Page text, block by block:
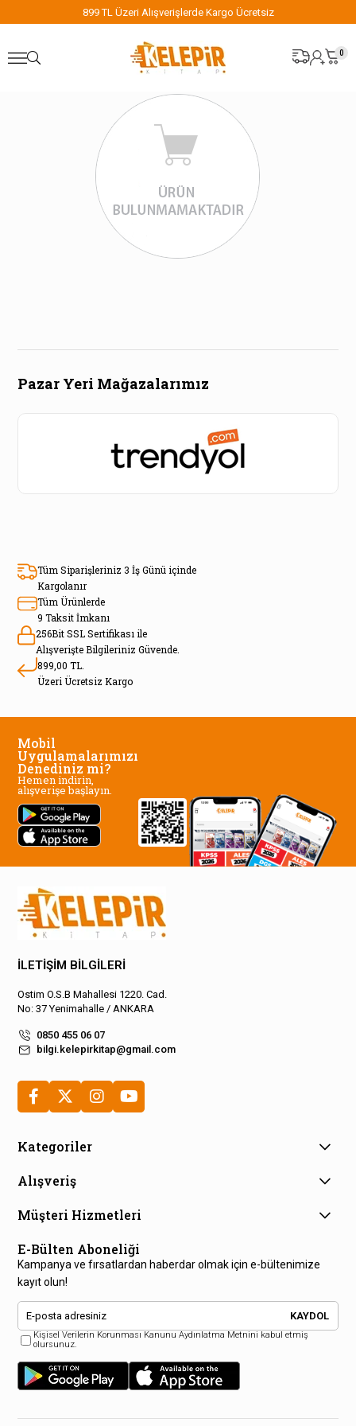
899 TL Üzeri Alışverişlerde Kargo Ücretsiz
0
Pazar Yeri Mağazalarımız
Tüm Siparişleriniz 3 İş Günü içinde
Kargolanır
Tüm Ürünlerde
9 Taksit İmkanı
256Bit SSL Sertifikası ile
Alışverişte Bilgileriniz Güvende.
899,00 TL.
Üzeri Ücretsiz Kargo
Mobil
Uygulamalarımızı
Denediniz mi?
Hemen indirin,
alışverişe başlayın.
İLETİŞİM BİLGİLERİ
Ostim O.S.B Mahallesi 1220. Cad.
No: 37 Yenimahalle / ANKARA
0850 455 06 07
bilgi.kelepirkitap@gmail.com
Kategoriler
Alışveriş
Müşteri Hizmetleri
E-Bülten Aboneliği
Kampanya ve fırsatlardan haberdar olmak için e-bültenimize
kayıt olun!
KAYDOL
Kişisel Verilerin Korunması Kanunu Aydınlatma Metnini kabul etmiş
olursunuz.